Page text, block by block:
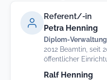
Referent/-in
Petra Henning
Diplom-
2012 Beamtin, seit
öffentlicher
Ralf Henning